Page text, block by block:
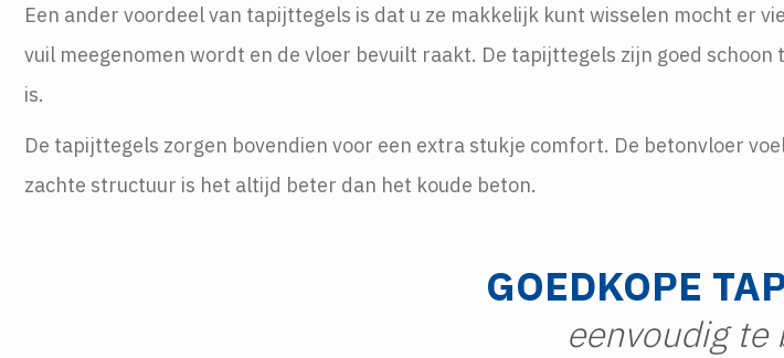
Een ander voordeel van tapijttegels is dat u ze makkelijk kunt wisselen mocht er
vuil meegenomen wordt en de vloer bevuilt raakt. De tapijttegels zijn goed
is.
De tapijttegels zorgen bovendien voor een extra stukje comfort. De betonvloer
zachte structuur is het altijd beter dan het koude beton.
GOEDKOPE
eenvoudig te